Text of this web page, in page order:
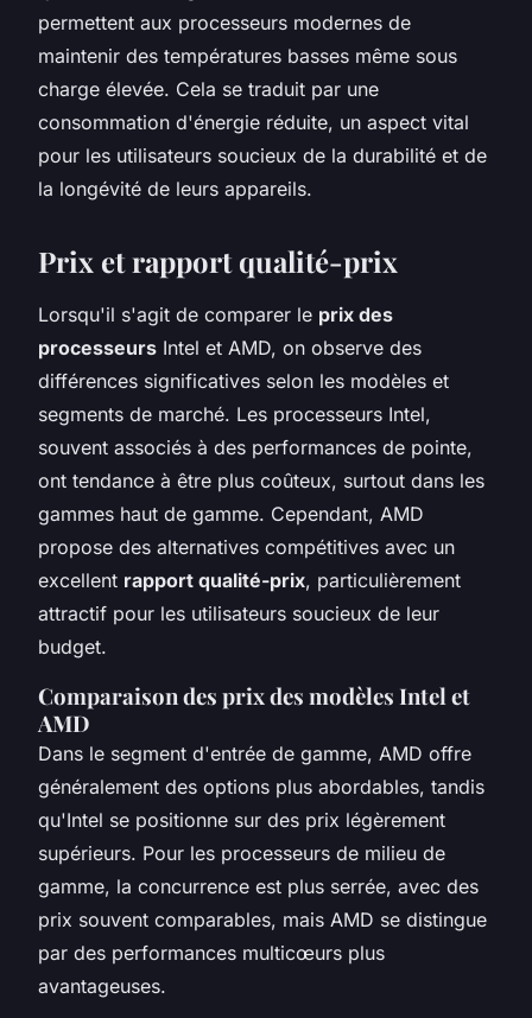
permettent aux processeurs modernes de
maintenir des températures basses même sous
charge élevée. Cela se traduit par une
consommation d'énergie réduite, un aspect vital
pour les utilisateurs soucieux de la durabilité et de
la longévité de leurs appareils.
Prix et rapport qualité-prix
Lorsqu'il s'agit de comparer le prix des
processeurs Intel et AMD, on observe des
différences significatives selon les modèles et
segments de marché. Les processeurs Intel,
souvent associés à des performances de pointe,
ont tendance à être plus coûteux, surtout dans les
gammes haut de gamme. Cependant, AMD
propose des alternatives compétitives avec un
excellent rapport qualité-prix, particulièrement
attractif pour les utilisateurs soucieux de leur
budget.
Comparaison des prix des modèles Intel et
AMD
Dans le segment d'entrée de gamme, AMD offre
généralement des options plus abordables, tandis
qu'Intel se positionne sur des prix légèrement
supérieurs. Pour les processeurs de milieu de
gamme, la concurrence est plus serrée, avec des
prix souvent comparables, mais AMD se distingue
par des performances multicœurs plus
avantageuses.